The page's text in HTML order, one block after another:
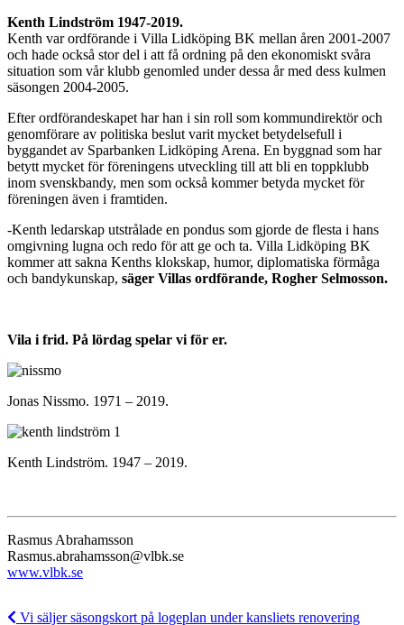
Kenth Lindström 1947-2019.
Kenth var ordförande i Villa Lidköping BK mellan åren 2001-2007
och hade också stor del i att få ordning på den ekonomiskt svåra
situation som vår klubb genomled under dessa år med dess kulmen
säsongen 2004-2005.
Efter ordförandeskapet har han i sin roll som kommundirektör och
genomförare av politiska beslut varit mycket betydelsefull i
byggandet av Sparbanken Lidköping Arena. En byggnad som har
betytt mycket för föreningens utveckling till att bli en toppklubb
inom svenskbandy, men som också kommer betyda mycket för
föreningen även i framtiden.
-Kenth ledarskap utstrålade en pondus som gjorde de flesta i hans
omgivning lugna och redo för att ge och ta. Villa Lidköping BK
kommer att sakna Kenths klokskap, humor, diplomatiska förmåga
och bandykunskap, säger Villas ordförande, Rogher Selmosson.
Vila i frid. På lördag spelar vi för er.
Jonas Nissmo. 1971 – 2019.
Kenth Lindström. 1947 – 2019.
Rasmus Abrahamsson
Rasmus.abrahamsson@vlbk.se
www.vlbk.se
Vi säljer säsongskort på logeplan under kansliets renovering